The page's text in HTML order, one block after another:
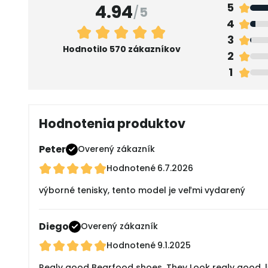
4.94/5
Hodnotilo 570 zákazníkov
5
4
3
2
1
Hodnotenia produktov
Peter
Overený zákazník
Hodnotené 6.7.2026
výborné tenisky, tento model je veľmi vydarený
Diego
Overený zákazník
Hodnotené 9.1.2025